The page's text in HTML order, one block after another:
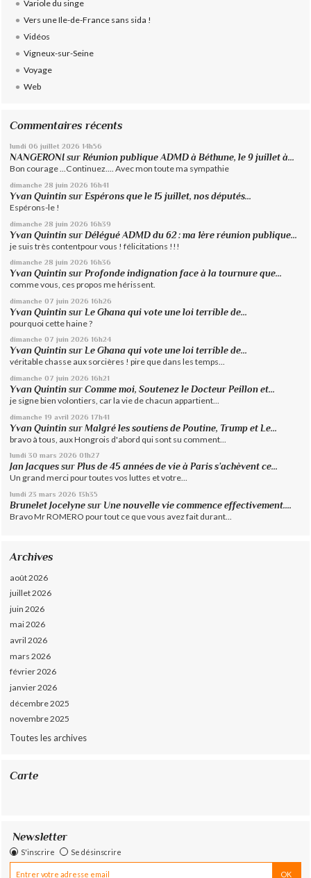
Variole du singe
Vers une Ile-de-France sans sida !
Vidéos
Vigneux-sur-Seine
Voyage
Web
Commentaires récents
lundi 06 juillet 2026 14h56
NANGERONI surRéunion publique ADMD à Béthune, le 9 juillet à...
Bon courage ...Continuez.... Avec mon toute ma sympathie
dimanche 28 juin 2026 16h41
Yvan Quintin surEspérons que le 15 juillet, nos députés...
Espérons-le !
dimanche 28 juin 2026 16h39
Yvan Quintin surDélégué ADMD du 62 : ma 1ère réunion publique...
je suis très contentpour vous ! félicitations !!!
dimanche 28 juin 2026 16h36
Yvan Quintin surProfonde indignation face à la tournure que...
comme vous, ces propos me hérissent.
dimanche 07 juin 2026 16h26
Yvan Quintin sur Le Ghana qui vote une loi terrible de...
pourquoi cette haine ?
dimanche 07 juin 2026 16h24
Yvan Quintin surLe Ghana qui vote une loi terrible de...
véritable chasse aux sorcières ! pire que dans les temps...
dimanche 07 juin 2026 16h21
Yvan Quintin surComme moi, Soutenez le Docteur Peillon et...
je signe bien volontiers, car la vie de chacun appartient...
dimanche 19 avril 2026 17h41
Yvan Quintin surMalgré les soutiens de Poutine, Trump et Le...
bravo à tous, aux Hongrois d'abord qui sont su comment...
lundi 30 mars 2026 01h27
Jan Jacques surPlus de 45 années de vie à Paris s’achèvent ce...
Un grand merci pour toutes vos luttes et votre...
lundi 23 mars 2026 13h35
Brunelet Jocelyne sur Une nouvelle vie commence effectivement....
Bravo Mr ROMERO pour tout ce que vous avez fait durant...
Archives
août 2026
juillet 2026
juin 2026
mai 2026
avril 2026
mars 2026
février 2026
janvier 2026
décembre 2025
novembre 2025
Toutes les archives
Carte
Newsletter
S'inscrire Se désinscrire